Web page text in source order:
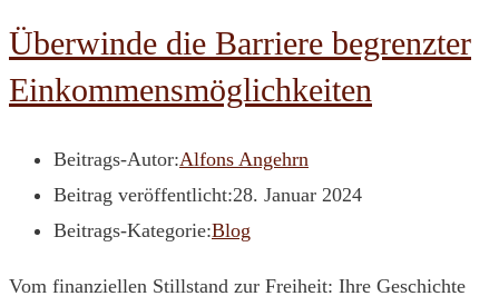
Überwinde die Barriere begrenzter
Einkommensmöglichkeiten
Beitrags-Autor:Alfons Angehrn
Beitrag veröffentlicht:28. Januar 2024
Beitrags-Kategorie:Blog
Vom finanziellen Stillstand zur Freiheit: Ihre Geschichte